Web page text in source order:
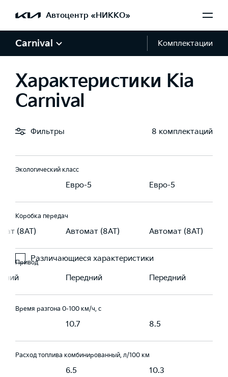
Автоцентр «НИККО»
Carnival Комплектации
Характеристики Kia
Carnival
Фильтры 8 комплектаций
Различающиеся характеристики
Крутящий момент, Н·м
331.5
Тип топлива
АИ 92-95 Дизель
Экологический класс
Евро-5 Евро-5
Коробка передач
(8AT) Автомат (8AT) Автомат (8AT)
Привод
Передний Передний
Время разгона 0-100 км/ч, с
10.7 8.5
Расход топлива комбинированный, л/100 км
6.5 10.3